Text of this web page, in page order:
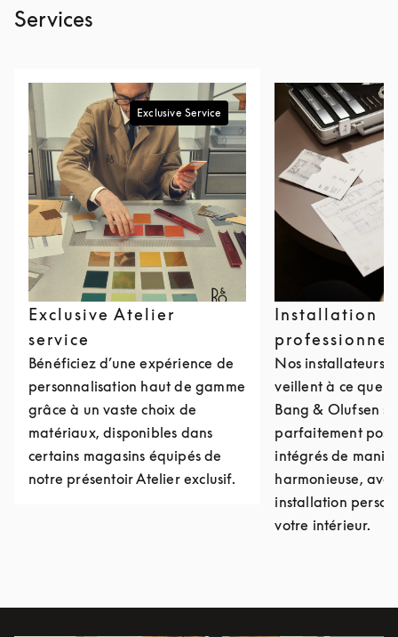
Services
Exclusive Service
Exclusive Atelier
service
Bénéficiez d’une expérience de
personnalisation haut de gamme
grâce à un vaste choix de
matériaux, disponibles dans
certains magasins équipés de
notre présentoir Atelier exclusif.
Installation
Nos installateurs
veillent à ce que
Bang & Olufsen
parfaitement
intégrés de
harmonieuse,
installation
votre intérieur.